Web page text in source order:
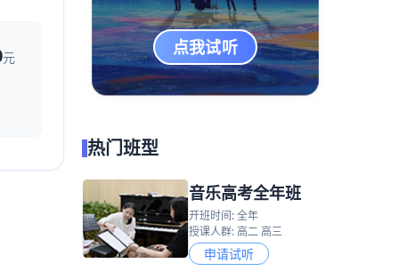
元
点我试听
热门班型
音乐高考全年班
开班时间: 全年
授课人群: 高二 高三
申请试听